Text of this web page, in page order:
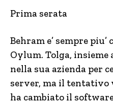
Prima serata
Behram e’ sempre
Oylum. Tolga,
nella sua azienda per
server, ma il tentativo
ha cambiato il